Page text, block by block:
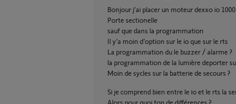
Bonjour j’ai placer un moteur dexxo io
Porte sectionelle
sauf que dans la programmation
Il y’a moin d’option sur le io que sur le rts
La programmation du le buzzer / alarme ?
la programmation de la lumière deporter
Moin de sycles sur la batterie de secours ?
Si je comprend bien entre le io et le rts la
Alors pour quoi ton de différences ?